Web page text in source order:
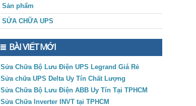
Sản phẩm
SỬA CHỮA UPS
BÀI VIẾT MỚI
Sửa Chữa Bộ Lưu Điện UPS Legrand Giá Rẻ
Sửa chữa UPS Delta Uy Tín Chất Lượng
Sửa Chữa Bộ Lưu Điện ABB Uy Tín Tại TPHCM
Sửa Chữa Inverter INVT tại TPHCM